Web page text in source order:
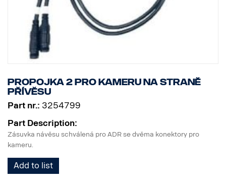
Propojka 2 pro kameru na straně
přívěsu
Part nr.: 3254799
Part Description:
Zásuvka návěsu schválená pro ADR se dvěma konektory pro
kameru.
Add to list